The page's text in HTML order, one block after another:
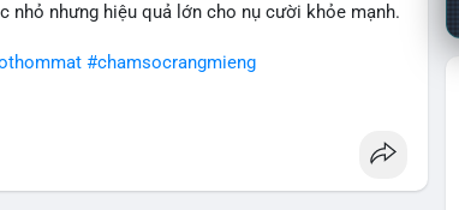
nhỏ nhưng hiệu quả lớn cho nụ cười khỏe mạnh.
#chamsocrangmieng